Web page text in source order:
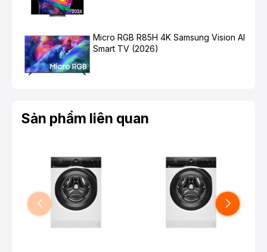
Micro RGB R85H 4K Samsung Vision AI
Smart TV (2026)
Sản phẩm liên quan